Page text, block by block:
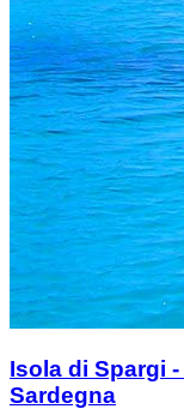
Isola di Spargi
Sardegna